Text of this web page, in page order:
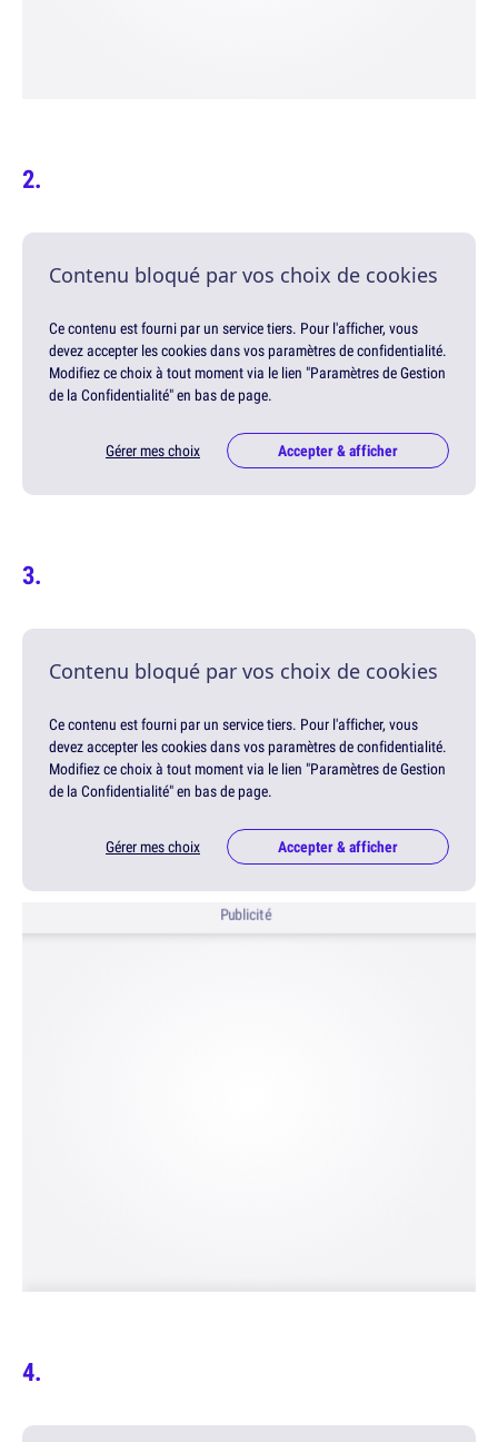
Contenu bloqué par vos choix de cookies
Ce contenu est fourni par un service tiers. Pour l'afficher, vous
devez accepter les cookies dans vos paramètres de confidentialité.
Modifiez ce choix à tout moment via le lien "Paramètres de Gestion
de la Confidentialité" en bas de page.
Gérer mes choix Accepter & afficher
Contenu bloqué par vos choix de cookies
Ce contenu est fourni par un service tiers. Pour l'afficher, vous
devez accepter les cookies dans vos paramètres de confidentialité.
Modifiez ce choix à tout moment via le lien "Paramètres de Gestion
de la Confidentialité" en bas de page.
Gérer mes choix Accepter & afficher
Publicité